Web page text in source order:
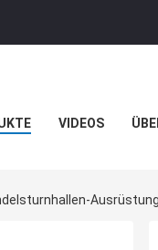
VIDEOS
Ausrüstung